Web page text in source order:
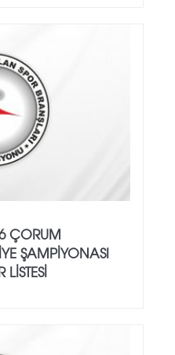
ÇORUM
ŞAMPİYONASI